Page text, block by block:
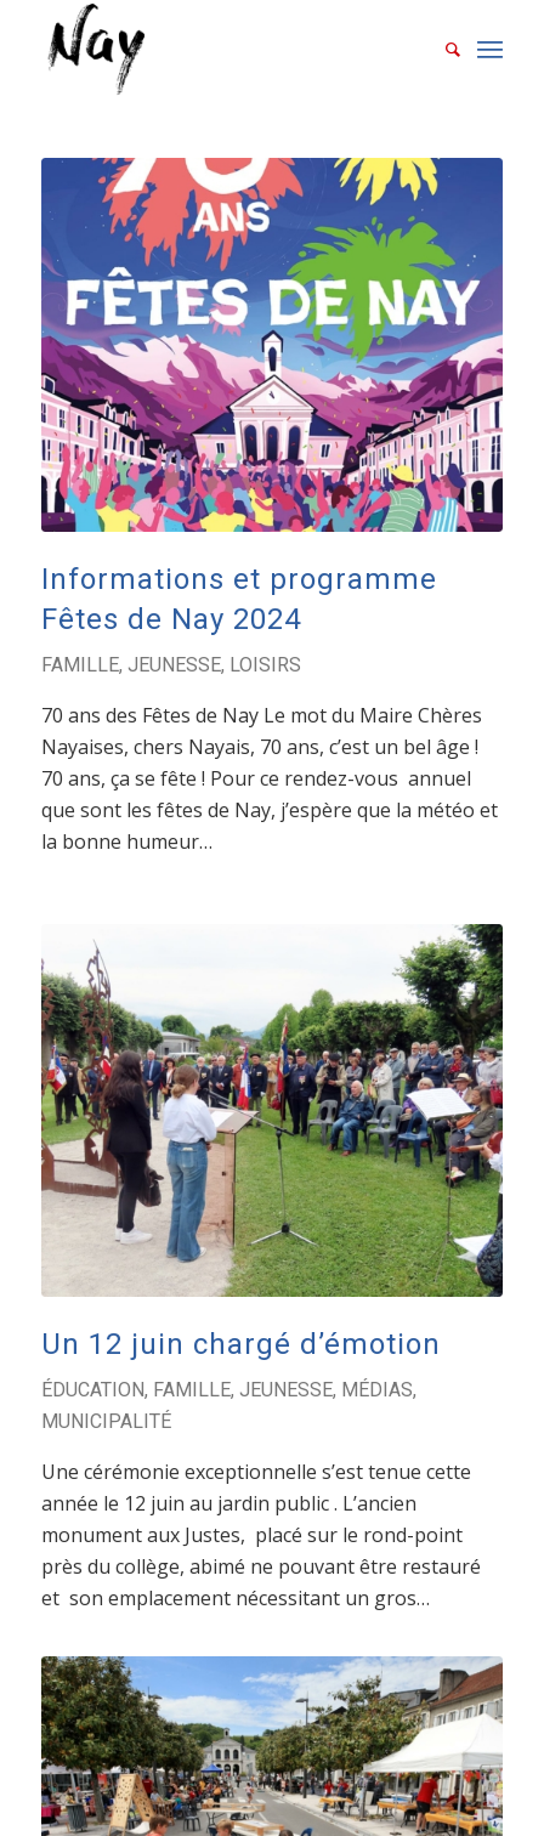
Informations et programme
Fêtes de Nay 2024
FAMILLE, JEUNESSE, LOISIRS
70 ans des Fêtes de Nay Le mot du Maire Chères
Nayaises, chers Nayais, 70 ans, c’est un bel âge !
70 ans, ça se fête ! Pour ce rendez-vous annuel
que sont les fêtes de Nay, j’espère que la météo et
la bonne humeur…
Un 12 juin chargé d’émotion
ÉDUCATION, FAMILLE, JEUNESSE, MÉDIAS,
MUNICIPALITÉ
Une cérémonie exceptionnelle s’est tenue cette
année le 12 juin au jardin public . L’ancien
monument aux Justes, placé sur le rond-point
près du collège, abimé ne pouvant être restauré
et son emplacement nécessitant un gros…